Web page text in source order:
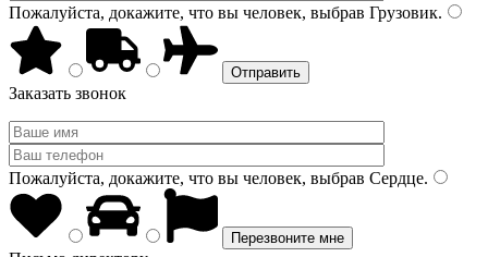
Пожалуйста, докажите, что вы человек, выбрав Грузовик.
Заказать звонок
Пожалуйста, докажите, что вы человек, выбрав Сердце.